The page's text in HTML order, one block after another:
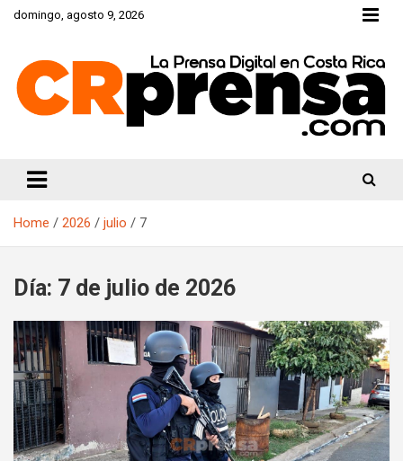
Skipdomingo, agosto 9, 2026
Home 2026 julio 7
Día: 7 de julio de 2026